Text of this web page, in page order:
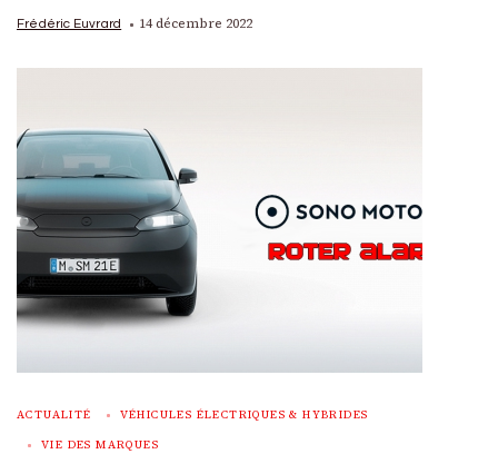
Frédéric Euvrard 14 décembre 2022
ACTUALITÉ VÉHICULES ÉLECTRIQUES & HYBRIDES
VIE DES MARQUES